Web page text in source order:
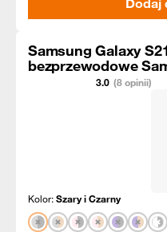
Dodaj
Samsung Galaxy
bezprzewodowe
3.0 (8 opinii)
Kolor:Szary i Czarny